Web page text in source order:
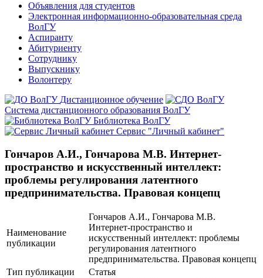
Объявления для студентов
Электронная информационно-образовательная среда
ВолГУ
Аспиранту
Абитуриенту
Сотруднику
Выпускнику
Волонтеру
Дистанционное обучение
Система дистанционного образования ВолГУ
Библиотека ВолГУ
Сервис "Личный кабинет"
Гончаров А.И., Гончарова М.В. Интернет-
пространство и искусственный интеллект:
проблемы регулирования латентного
предпринимательства. Правовая концепц
Наименование
публикации
Гончаров А.И., Гончарова М.В.
Интернет-пространство и
искусственный интеллект: проблемы
регулирования латентного
предпринимательства. Правовая концепц
Тип публикации
Статья